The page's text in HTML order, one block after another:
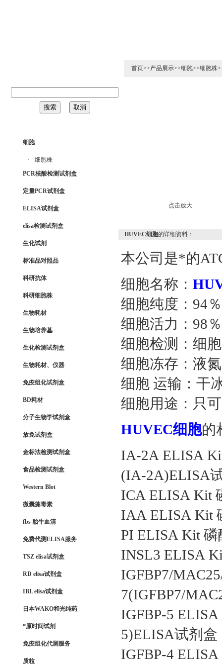
细胞
·
细胞株
PCR核酸检测试剂盒
定量PCR试剂盒
ELISA试剂盒
elisa检测试剂盒
生化试剂
标准品对照品
科研抗体
科研细胞株
生物耗材
生物培养基
生化检测试剂盒
生物耗材、仪器
免疫组化试剂盒
BD耗材
分子生物学试剂盒
放免试剂盒
金标法检测试剂盒
食品检测试剂盒
Western Blot
微囊藻毒素
fbs 胎牛血清
免费代测ELISA服务
TSZ elisa试剂盒
RD elisa试剂盒
IBL elisa试剂盒
日本WAKO和光纯药
*原时间试剂
免疫组化代测服务
质粒
首页>>产品展示>>细胞>>细胞株
点击放大
HUVEC细胞的详细资料：
本公司是*的
细胞名称：
细胞纯度：94％
细胞活力：98
细胞检测：细
细胞冻存：液
细胞 运输：干
细胞用途：只
HUVEC细胞的
IA-2A ELISA
(IA-2A)ELISA
ICA ELISA Kit
IAA ELISA Kit
PI ELISA Kit
INSL3 ELISA
IGFBP7/
7(IGFBP7/
IGFBP-5
5)ELISA试剂盒
IGFBP-4